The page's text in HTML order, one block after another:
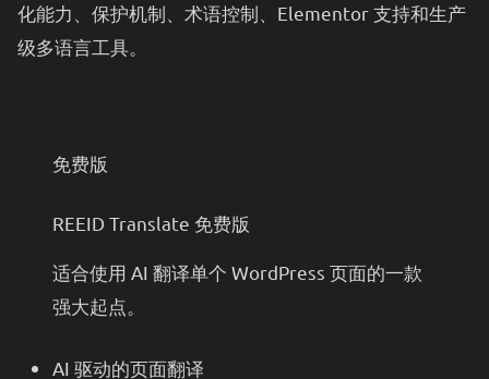
化能力、保护机制、术语控制、Elementor 支持和生产
级多语言工具。
免费版
REEID Translate 免费版
适合使用 AI 翻译单个 WordPress 页面的一款
强大起点。
AI 驱动的页面翻译